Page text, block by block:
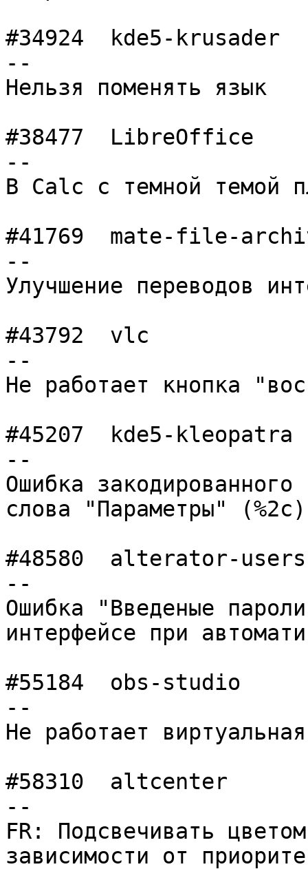
#34924	kde5-krusader   	normal  	 -
--
Нельзя поменять язык
#38477	LibreOffice     	normal  	 -
--
В Calc с темной темой
#41769	mate-file-archiver	normal  	 -
--
Улучшение переводов
#43792	vlc             	normal  	 -
--
Не работает кнопка
#45207	kde5-kleopatra  	normal  	 -
--
Ошибка
слова "Параметры"
#48580	alterator-users 	normal  	 -
--
Ошибка "Введеные
интерфейсе при
#55184	obs-studio      	normal  	 -
--
Не работает
#58310	altcenter       	normal  	 -
--
FR: Подсвечивать
зависимости от